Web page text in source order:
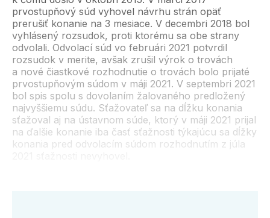
prvostupňový súd vyhovel návrhu strán opäť
prerušiť konanie na 3 mesiace. V decembri 2018 bol
vyhlásený rozsudok, proti ktorému sa obe strany
odvolali. Odvolací súd vo februári 2021 potvrdil
rozsudok v merite, avšak zrušil výrok o trovách
a nové čiastkové rozhodnutie o trovách bolo prijaté
prvostupňovým súdom v máji 2021. V septembri 2021
bol spis spolu s dovolaním žalovaného predložený
najvyššiemu súdu. Sťažovateľ sa na dĺžku konania
sťažoval aj na ústavnom súde, ktorý v máji 2021 prijal
na ďalšie konanie iba časť sťažnosti týkajúcu sa dĺžky
konania pred odvolacím súdom rozhodnutím z júla